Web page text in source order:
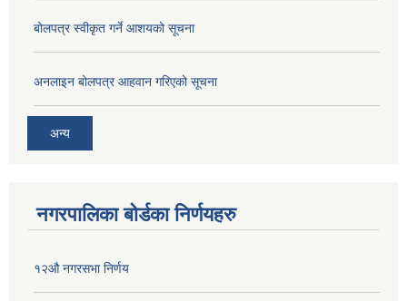
बोलपत्र स्वीकृत गर्ने आशयको सूचना
अनलाइन बोलपत्र आहवान गरिएको सूचना
अन्य
नगरपालिका बोर्डका निर्णयहरु
१२औ नगरसभा निर्णय